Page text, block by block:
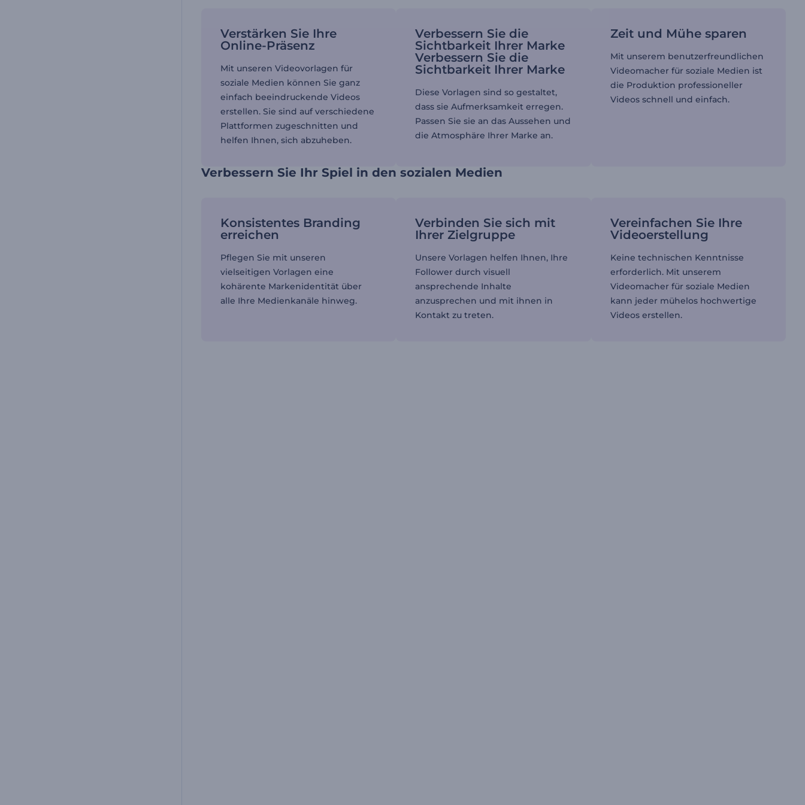
Verstärken Sie Ihre
Online-Präsenz
Mit unseren Videovorlagen für
soziale Medien können Sie ganz
einfach beeindruckende Videos
erstellen. Sie sind auf verschiedene
Plattformen zugeschnitten und
helfen Ihnen, sich abzuheben.
Verbessern Sie die
Sichtbarkeit Ihrer Marke
Verbessern Sie die
Sichtbarkeit Ihrer Marke
Diese Vorlagen sind so gestaltet,
dass sie Aufmerksamkeit erregen.
Passen Sie sie an das Aussehen und
die Atmosphäre Ihrer Marke an.
Zeit und Mühe sparen
Mit unserem benutzerfreundlichen
Videomacher für soziale Medien ist
die Produktion professioneller
Videos schnell und einfach.
Verbessern Sie Ihr Spiel in den sozialen Medien
Konsistentes Branding
erreichen
Pflegen Sie mit unseren
vielseitigen Vorlagen eine
kohärente Markenidentität über
alle Ihre Medienkanäle hinweg.
Verbinden Sie sich mit
Ihrer Zielgruppe
Unsere Vorlagen helfen Ihnen, Ihre
Follower durch visuell
ansprechende Inhalte
anzusprechen und mit ihnen in
Kontakt zu treten.
Vereinfachen Sie Ihre
Videoerstellung
Keine technischen Kenntnisse
erforderlich. Mit unserem
Videomacher für soziale Medien
kann jeder mühelos hochwertige
Videos erstellen.